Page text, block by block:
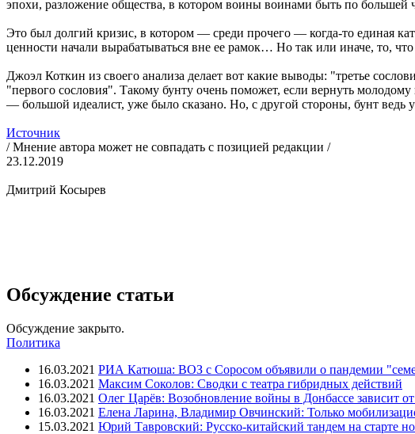
эпохи, разложение общества, в котором воины воинами быть по большей
Это был долгий кризис, в котором — среди прочего — когда-то единая
ценности начали вырабатываться вне ее рамок… Но так или иначе, то,
Джоэл Коткин из своего анализа делает вот какие выводы: "третье
"первого сословия". Такому бунту очень поможет, если вернуть
— большой идеалист, уже было сказано. Но, с другой стороны, бунт ведь
Источник
/ Мнение автора может не совпадать с позицией редакции /
23.12.2019
Дмитрий Косырев
Обсуждение статьи
Обсуждение закрыто.
Политика
16.03.2021 РИА Катюша: ВОЗ с Соросом объявили о пандемии
16.03.2021 Максим Соколов: Сводки с театра гибридных действий
16.03.2021 Олег Царёв: Возобновление войны в Донбассе зависит
16.03.2021 Елена Ларина, Владимир Овчинский: Только
15.03.2021 Юрий Тавровский: Русско-китайский тандем на старте